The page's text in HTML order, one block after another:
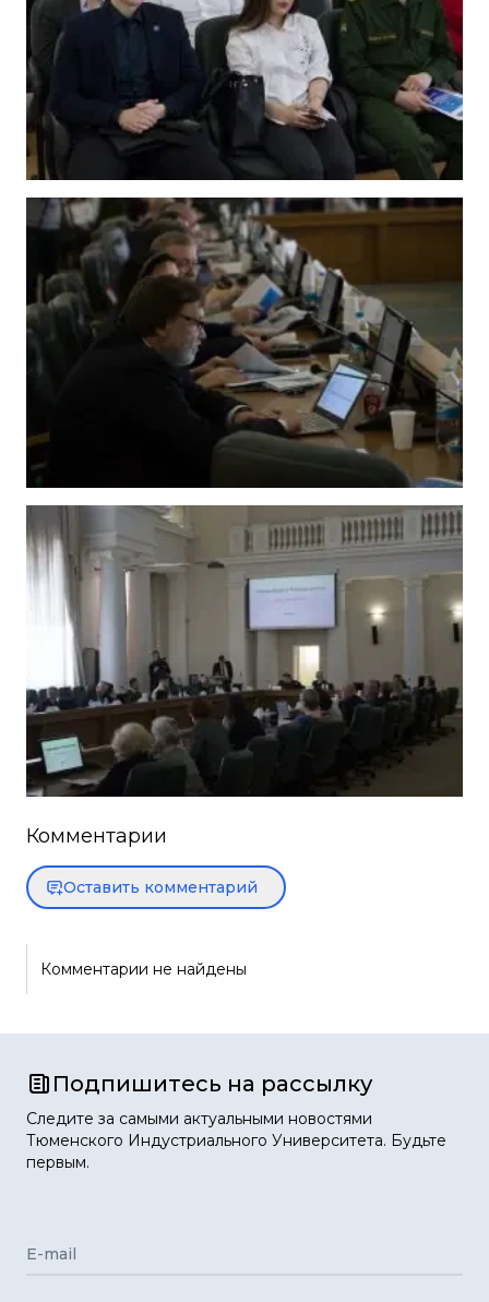
Комментарии
Оставить комментарий
Комментарии не найдены
Подпишитесь на рассылку
Следите за самыми актуальными новостями
Тюменского Индустриального Университета. Будьте
первым.
E-mail